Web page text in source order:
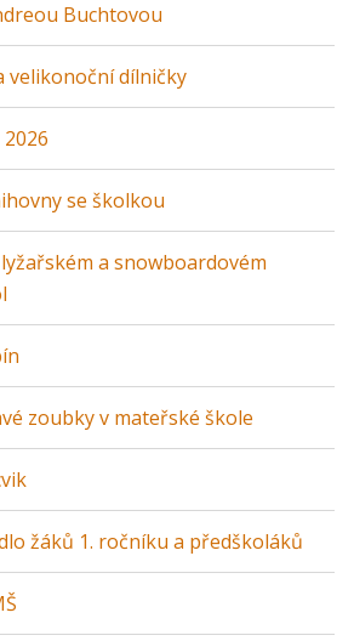
Buchtovou
velikonoční dílničky
se školkou
a snowboardovém
zoubky v mateřské škole
žáků 1. ročníku a předškoláků